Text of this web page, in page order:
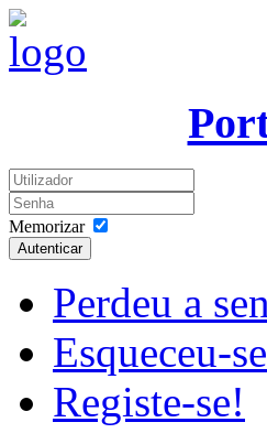
Memorizar
Autenticar
Perdeu a
Esqueceu-
Registe-se!